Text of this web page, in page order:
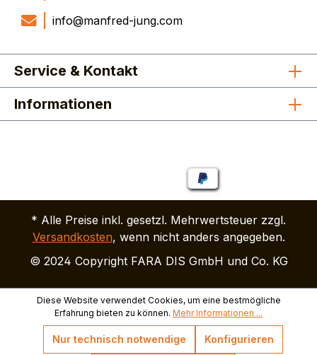
info@manfred-jung.com
Service & Kontakt
Informationen
* Alle Preise inkl. gesetzl. Mehrwertsteuer zzgl.
Versandkosten, wenn nicht anders angegeben.
© 2024 Copyright FARA DIS GmbH und Co. KG
Diese Website verwendet Cookies, um eine bestmögliche
Erfahrung bieten zu können. Mehr Informationen ...
Nur technisch notwendige Konfigurieren